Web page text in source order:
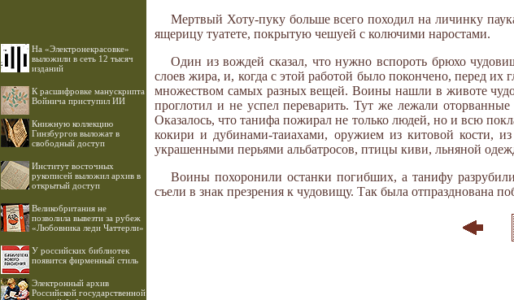
На «Электронекрасовке»
выложили в сеть 12 тысяч
изданий
К расшифровке манускрипта
Войнича приступил ИИ
Книжную коллекцию
Гинзбургов выложат в
свободный доступ
Институт восточных
рукописей выложил архив в
открытый доступ
Великобритания не
позволила вывезти за рубеж
«Любовника леди Чаттерли»
У российских библиотек
появится фирменный стиль
Электронный архив
Российской государственной
Мертвый Хоту-пуку больше всего походил на личинку
ящерицу туатете, покрытую чешуей с колючими наростами.
Один из вождей сказал, что нужно вспороть брюхо
слоев жира, и, когда с этой работой было покончено, перед
множеством самых разных вещей. Воины нашли в животе
проглотил и не успел переварить. Тут же лежали
Оказалось, что танифа пожирал не только людей, но и всю
кокири и дубинами-таиахами, оружием из китовой кости,
украшенными перьями альбатросов, птицы киви, льняной
Воины похоронили останки погибших, а танифу
съели в знак презрения к чудовищу. Так была отпразднована